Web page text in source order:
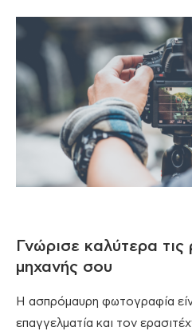
Γνώρισε καλύτερα τις
μηχανής σου
Η ασπρόμαυρη φωτογραφία
επαγγελματία και τον